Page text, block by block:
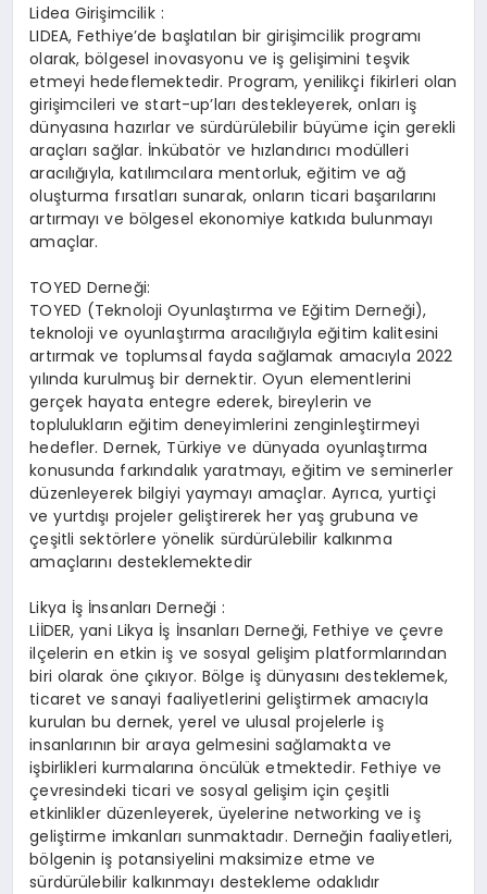
Lidea Girişimcilik :
LIDEA, Fethiye’de başlatılan bir girişimcilik programı
olarak, bölgesel inovasyonu ve iş gelişimini teşvik
etmeyi hedeflemektedir. Program, yenilikçi fikirleri olan
girişimcileri ve start-up’ları destekleyerek, onları iş
dünyasına hazırlar ve sürdürülebilir büyüme için gerekli
araçları sağlar. İnkübatör ve hızlandırıcı modülleri
aracılığıyla, katılımcılara mentorluk, eğitim ve ağ
oluşturma fırsatları sunarak, onların ticari başarılarını
artırmayı ve bölgesel ekonomiye katkıda bulunmayı
amaçlar.
TOYED Derneği:
TOYED (Teknoloji Oyunlaştırma ve Eğitim Derneği),
teknoloji ve oyunlaştırma aracılığıyla eğitim kalitesini
artırmak ve toplumsal fayda sağlamak amacıyla 2022
yılında kurulmuş bir dernektir. Oyun elementlerini
gerçek hayata entegre ederek, bireylerin ve
toplulukların eğitim deneyimlerini zenginleştirmeyi
hedefler. Dernek, Türkiye ve dünyada oyunlaştırma
konusunda farkındalık yaratmayı, eğitim ve seminerler
düzenleyerek bilgiyi yaymayı amaçlar. Ayrıca, yurtiçi
ve yurtdışı projeler geliştirerek her yaş grubuna ve
çeşitli sektörlere yönelik sürdürülebilir kalkınma
amaçlarını desteklemektedir​
Likya İş İnsanları Derneği :
LİİDER, yani Likya İş İnsanları Derneği, Fethiye ve çevre
ilçelerin en etkin iş ve sosyal gelişim platformlarından
biri olarak öne çıkıyor. Bölge iş dünyasını desteklemek,
ticaret ve sanayi faaliyetlerini geliştirmek amacıyla
kurulan bu dernek, yerel ve ulusal projelerle iş
insanlarının bir araya gelmesini sağlamakta ve
işbirlikleri kurmalarına öncülük etmektedir. Fethiye ve
çevresindeki ticari ve sosyal gelişim için çeşitli
etkinlikler düzenleyerek, üyelerine networking ve iş
geliştirme imkanları sunmaktadır. Derneğin faaliyetleri,
bölgenin iş potansiyelini maksimize etme ve
sürdürülebilir kalkınmayı destekleme odaklıdır